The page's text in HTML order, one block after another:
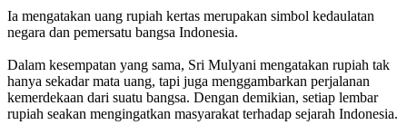
Ia mengatakan uang rupiah kertas merupakan simbol kedaulatan
negara dan pemersatu bangsa Indonesia.
Dalam kesempatan yang sama, Sri Mulyani mengatakan rupiah tak
hanya sekadar mata uang, tapi juga menggambarkan perjalanan
kemerdekaan dari suatu bangsa. Dengan demikian, setiap lembar
rupiah seakan mengingatkan masyarakat terhadap sejarah Indonesia.